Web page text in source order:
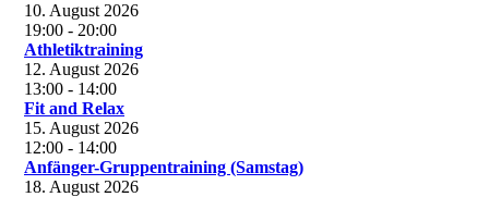
10. August 2026
19:00 - 20:00
Athletiktraining
12. August 2026
13:00 - 14:00
Fit and Relax
15. August 2026
12:00 - 14:00
Anfänger-Gruppentraining (Samstag)
18. August 2026